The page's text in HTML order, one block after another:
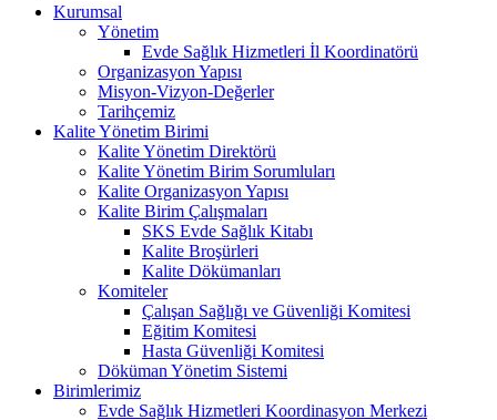
Kurumsal
Yönetim
Evde Sağlık Hizmetleri İl Koordinatörü
Organizasyon Yapısı
Misyon-Vizyon-Değerler
Tarihçemiz
Kalite Yönetim Birimi
Kalite Yönetim Direktörü
Kalite Yönetim Birim Sorumluları
Kalite Organizasyon Yapısı
Kalite Birim Çalışmaları
SKS Evde Sağlık Kitabı
Kalite Broşürleri
Kalite Dökümanları
Komiteler
Çalışan Sağlığı ve Güvenliği Komitesi
Eğitim Komitesi
Hasta Güvenliği Komitesi
Döküman Yönetim Sistemi
Birimlerimiz
Evde Sağlık Hizmetleri Koordinasyon Merkezi